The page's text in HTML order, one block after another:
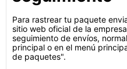
Para rastrear tu paquete
sitio web oficial de la
seguimiento de envíos,
principal o en el menú
de paquetes".